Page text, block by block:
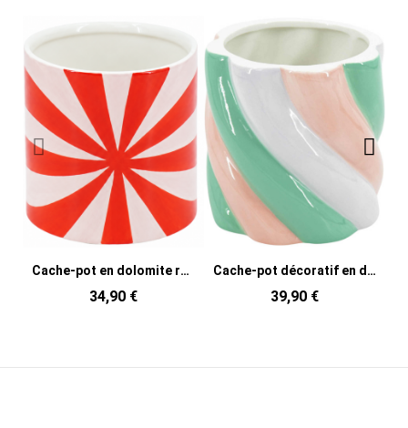
Cache-pot en dolomite rouge et rose 12,5 x 12,5 x 13 cm Swirl
34,90 €
Cache-pot décoratif en dolomite rose vert et blanc 15,5x15,5x16 cm Marshmellow
39,90 €